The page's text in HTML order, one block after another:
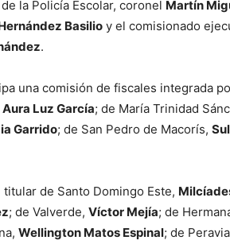
la Policía Escolar, coronel Martín
Basilio y el comisionado
.
una comisión de fiscales integrada
Aura Luz García; de María Trinidad
Garrido; de San Pedro de Macorís,
de Santo Domingo Este,
; de Valverde, Víctor Mejía; de
Wellington Matos Espinal; de